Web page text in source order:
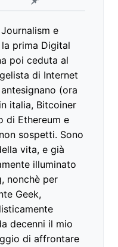
e
prima Digital
poi ceduta al
di Internet
(ora
italia, Bitcoiner
di Ethereum e
sospetti. Sono
vita, e già
illuminato
nonchè per
Geek,
decenni il mio
di affrontare